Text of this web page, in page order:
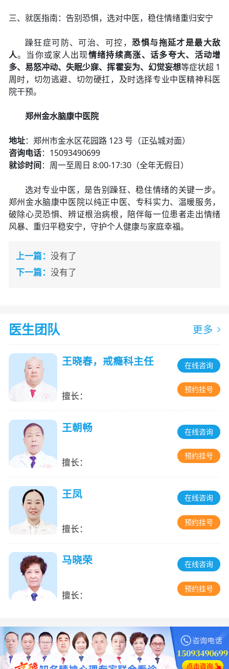
三、就医指南：告别恐惧，选对中医，稳住情绪重归安宁
躁狂症可防、可治、可控，恐惧与拖延才是最大敌
人。当你或家人出现情绪持续高涨、话多夸大、活动增
多、易怒冲动、失眠少寐、挥霍妄为、幻觉妄想等症状超 1
周时，切勿逃避、切勿硬扛，及时选择专业中医精神科医
院干预。
郑州金水脑康中医院
地址：郑州市金水区花园路 123 号（正弘城对面）
咨询电话：15093490699
就诊时间：周一至周日 8:00-17:30（全年无假日）
选对专业中医，是告别躁狂、稳住情绪的关键一步。
郑州金水脑康中医院以纯正中医、专科实力、温暖服务，
破除心灵恐惧、辨证根治病根，陪伴每一位患者走出情绪
风暴、重归平稳安宁，守护个人健康与家庭幸福。
上一篇： 没有了
下一篇： 没有了
医生团队 更多
王晓春，戒瘾科主任
擅长：
在线咨询
预约挂号
王朝畅
擅长：
在线咨询
预约挂号
王凤
擅长：
在线咨询
预约挂号
马晓荣
擅长：
在线咨询
预约挂号